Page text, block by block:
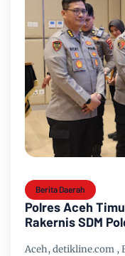
Berita Daerah
Polres Aceh
Rakernis SDM
Aceh, detikline.com ,